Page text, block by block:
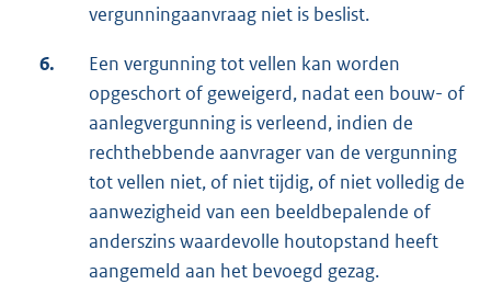
vergunningaanvraag niet is beslist.
6.
Een vergunning tot vellen kan worden
opgeschort of geweigerd, nadat een bouw- of
aanlegvergunning is verleend, indien de
rechthebbende aanvrager van de vergunning
tot vellen niet, of niet tijdig, of niet volledig de
aanwezigheid van een beeldbepalende of
anderszins waardevolle houtopstand heeft
aangemeld aan het bevoegd gezag.